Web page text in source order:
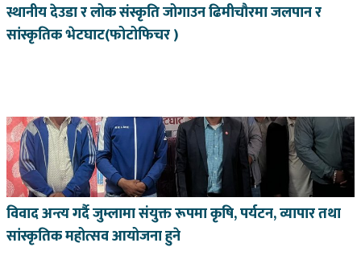
स्थानीय देउडा र लोक संस्कृति जोगाउन ढिमीचौरमा जलपान र
सांस्कृतिक भेटघाट(फोटोफिचर )
विवाद अन्त्य गर्दै जुम्लामा संयुक्त रूपमा कृषि, पर्यटन, व्यापार तथा
सांस्कृतिक महोत्सव आयोजना हुने